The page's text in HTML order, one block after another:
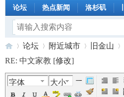
论坛 热点新闻 洛杉矶
美›
论坛
›
附近城市 旧金山
›
RE: 中文家教 [修改]
字体 大小